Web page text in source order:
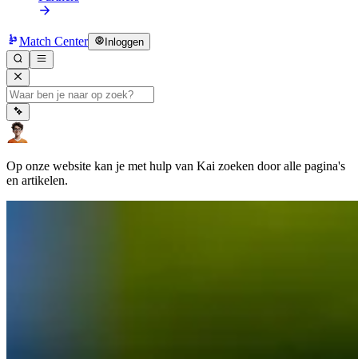
Match Center Inloggen
Op onze website kan je met hulp van Kai zoeken door alle pagina's
en artikelen.